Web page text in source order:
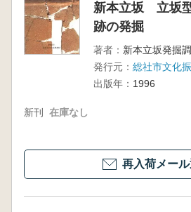
新本立坂 立坂
跡の発掘
著者： 新本立坂発掘
発行元： 総社市文化
出版年： 1996
新刊 在庫なし
再入荷メー